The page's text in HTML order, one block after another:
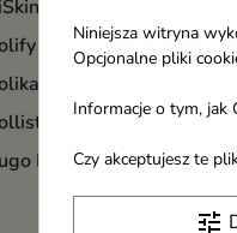
Holika
Boss
Niniejsza witryna
Opcjonalne pliki
Informacje o tym, jak
Czy akceptujesz te
tune